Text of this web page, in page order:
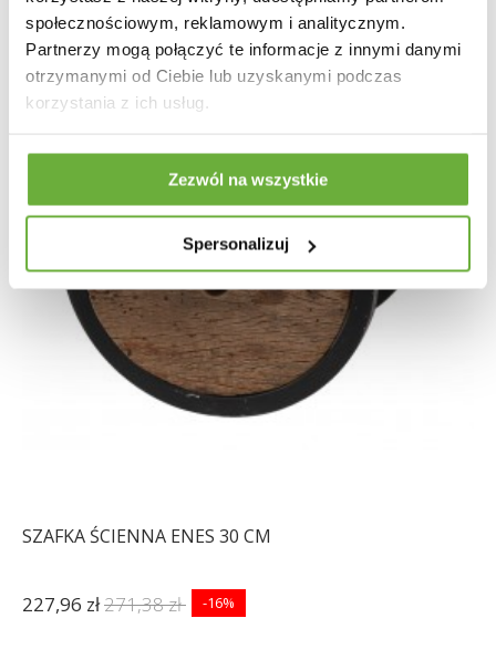
społecznościowym, reklamowym i analitycznym.
Partnerzy mogą połączyć te informacje z innymi danymi
otrzymanymi od Ciebie lub uzyskanymi podczas
korzystania z ich usług.
Zezwól na wszystkie
Spersonalizuj
SZAFKA ŚCIENNA ENES 30 CM
227,96 zł271,38 zł -16%